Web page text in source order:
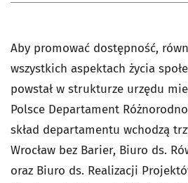
Aby promować dostępność,
wszystkich aspektach życia
powstał w strukturze urzędu
Polsce Departament
skład departamentu wchodzą
Wrocław bez Barier, Biuro ds.
oraz Biuro ds. Realizacji